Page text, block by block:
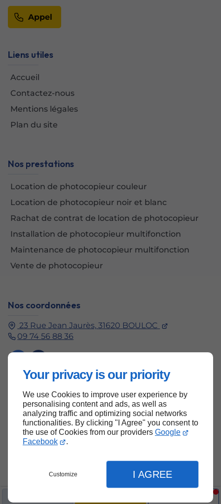
Your privacy is our priority
We use Cookies to improve user experience by
personalising content and ads, as well as
analyzing traffic and optimizing social networks
functionalities. By clicking "I Agree" you consent to
the use of Cookies from our providers Google
Facebook
.
Customize I AGREE
Appel
Liens utiles
Accueil
Contactez-nous
Mentions légales
Plan du site
Nos prestations
Location de photocopieur couleur
Location de photocopieur noir et blanc
Rachat de contrat de location de photocopieur
Installation de photocopieur multifonction
Maintenance de photocopieur multifonction
Vente de photocopieur
Nos coordonnées
23 Rue Jean Jaurès, 31620 BOULOC
09 74 56 88 36
Haut de page